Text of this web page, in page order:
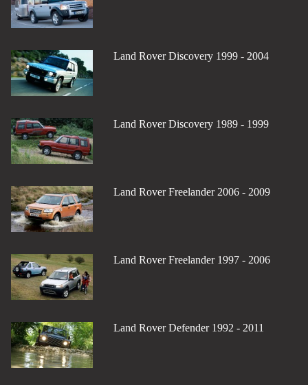
Land Rover Discovery 1999 - 2004
Land Rover Discovery 1989 - 1999
Land Rover Freelander 2006 - 2009
Land Rover Freelander 1997 - 2006
Land Rover Defender 1992 - 2011